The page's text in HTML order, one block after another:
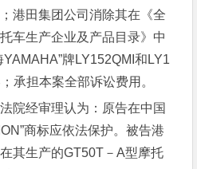
港田集团公司消除其在《全
车生产企业及产品目录》中
牌LY152QMI和LY1
承担本案全部诉讼费用。
经审理认为：原告在中国
商标应依法保护。被告港
其生产的GT50T－A型摩托